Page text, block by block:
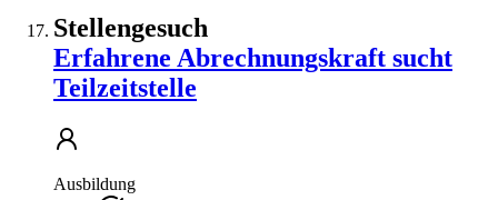
Stellengesuch
Erfahrene Abrechnungskraft sucht
Teilzeitstelle
Ausbildung